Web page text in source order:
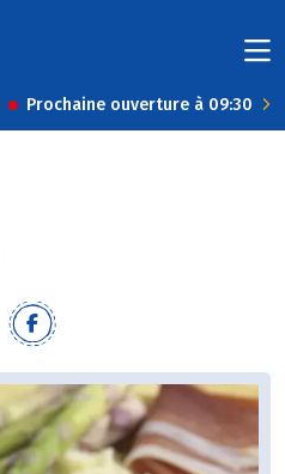
Prochaine ouverture à 09:30